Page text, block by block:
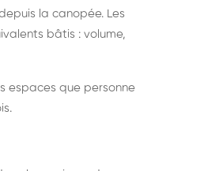
la canopée. Les
bâtis : volume,
espaces que personne